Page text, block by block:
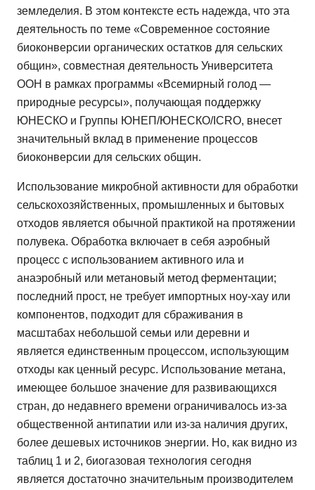
земледелия. В этом контексте есть надежда, что эта
деятельность по теме «Современное состояние
биоконверсии органических остатков для сельских
общин», совместная деятельность Университета
ООН в рамках программы «Всемирный голод —
природные ресурсы», получающая поддержку
ЮНЕСКО и Группы ЮНЕП/ЮНЕСКО/ICRO, внесет
значительный вклад в применение процессов
биоконверсии для сельских общин.
Использование микробной активности для обработки
сельскохозяйственных, промышленных и бытовых
отходов является обычной практикой на протяжении
полувека. Обработка включает в себя аэробный
процесс с использованием активного ила и
анаэробный или метановый метод ферментации;
последний прост, не требует импортных ноу-хау или
компонентов, подходит для сбраживания в
масштабах небольшой семьи или деревни и
является единственным процессом, использующим
отходы как ценный ресурс. Использование метана,
имеющее большое значение для развивающихся
стран, до недавнего времени ограничивалось из-за
общественной антипатии или из-за наличия других,
более дешевых источников энергии. Но, как видно из
таблиц 1 и 2, биогазовая технология сегодня
является достаточно значительным производителем